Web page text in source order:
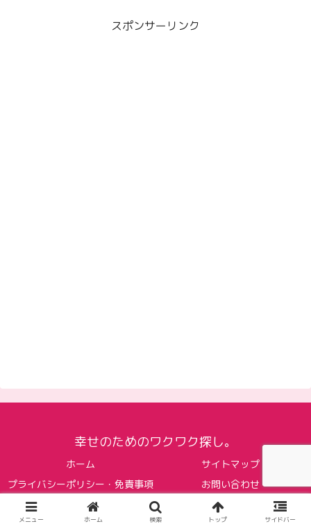
スポンサーリンク
幸せのためのワクワク探し。
ホーム
サイトマップ
プライバシーポリシー・免責事項
お問い合わせ
© 2023 幸せのためのワクワク探し。.
メニュー ホーム 検索 トップ サイドバー